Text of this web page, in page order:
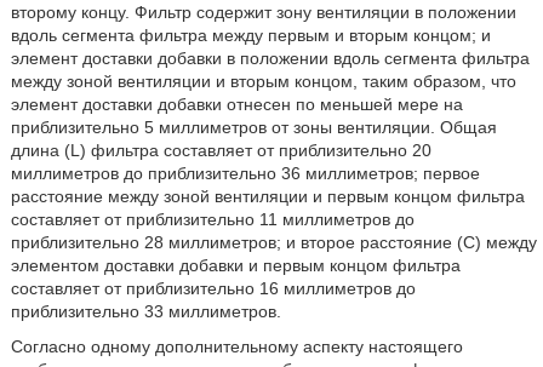
второму концу. Фильтр содержит зону вентиляции в положении
вдоль сегмента фильтра между первым и вторым концом; и
элемент доставки добавки в положении вдоль сегмента фильтра
между зоной вентиляции и вторым концом, таким образом, что
элемент доставки добавки отнесен по меньшей мере на
приблизительно 5 миллиметров от зоны вентиляции. Общая
длина (L) фильтра составляет от приблизительно 20
миллиметров до приблизительно 36 миллиметров; первое
расстояние между зоной вентиляции и первым концом фильтра
составляет от приблизительно 11 миллиметров до
приблизительно 28 миллиметров; и второе расстояние (C) между
элементом доставки добавки и первым концом фильтра
составляет от приблизительно 16 миллиметров до
приблизительно 33 миллиметров.
Согласно одному дополнительному аспекту настоящего